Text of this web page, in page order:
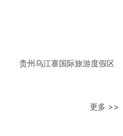
贵州乌江寨国际旅游度假区
更多 >>